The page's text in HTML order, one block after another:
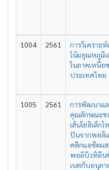
1004 2561
การวิเคราะ
โน้มอุณหภูมิเ
ในภาคเหนือ
ประเทศไทย
1005 2561
การพัฒนาแ
คุณลักษณะข
เส้นใยอิเล็กโ
ปันจากพอลิ
คติกแอซิดผ
พอลิบิวทิลีน
เนตกับอนุภา